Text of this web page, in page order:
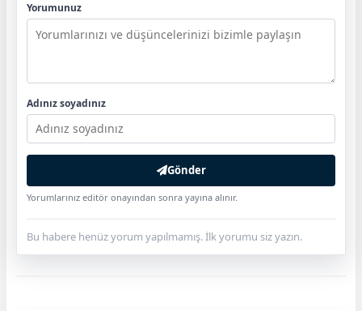
Yorumunuz
Adınız soyadınız
Gönder
Yorumlarınız editör onayından sonra yayına alınır.
Bu habere henüz yorum yapılmamış. İlk yorumu siz yazın.